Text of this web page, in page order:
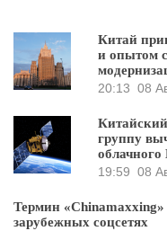
Китай
и опытом
20:13 08
группу
19:59 08
Термин
зарубежных соцсетях